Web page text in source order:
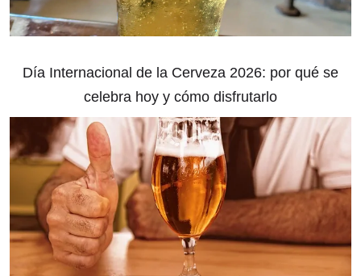
Día Internacional de la Cerveza 2026: por qué se
celebra hoy y cómo disfrutarlo